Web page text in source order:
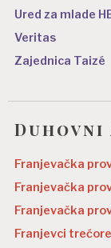
Ured za mlade
Veritas
Zajednica Taizé
Franjevačka
Franjevačka
Franjevačka
Franjevci